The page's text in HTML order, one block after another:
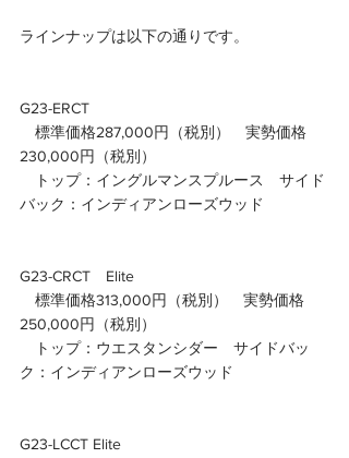
ラインナップは以下の通りです。
G23-ERCT
標準価格287,000円（税別）　実勢価格
230,000円（税別）
トップ：イングルマンスプルース　サイド
バック：インディアンローズウッド
G23-CRCT　Elite
標準価格313,000円（税別）　実勢価格
250,000円（税別）
トップ：ウエスタンシダー　サイドバッ
ク：インディアンローズウッド
G23-LCCT Elite